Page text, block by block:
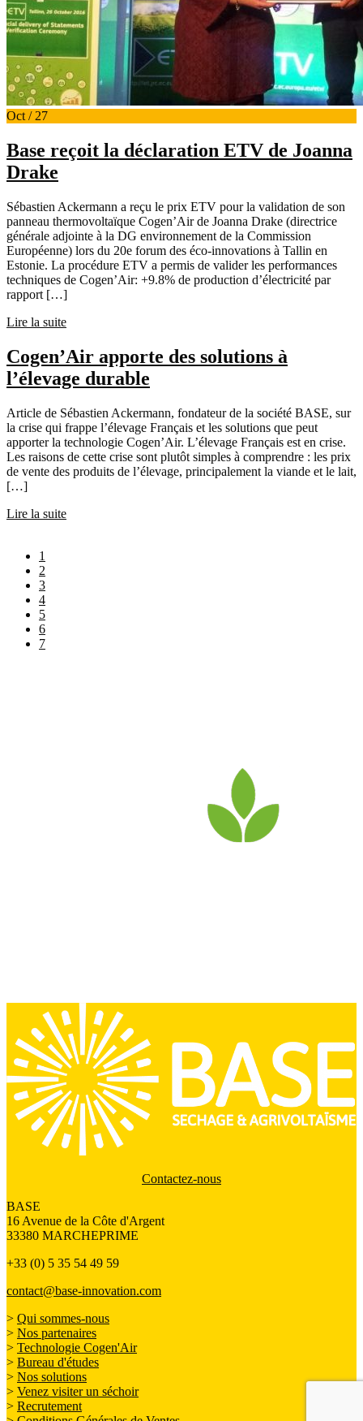
Oct / 27
Base reçoit la déclaration ETV de Joanna
Drake
Sébastien Ackermann a reçu le prix ETV pour la validation de son
panneau thermovoltaïque Cogen’Air de Joanna Drake (directrice
générale adjointe à la DG environnement de la Commission
Européenne) lors du 20e forum des éco-innovations à Tallin en
Estonie. La procédure ETV a permis de valider les performances
techniques de Cogen’Air: +9.8% de production d’électricité par
rapport […]
Lire la suite
Cogen’Air apporte des solutions à
l’élevage durable
Article de Sébastien Ackermann, fondateur de la société BASE, sur
la crise qui frappe l’élevage Français et les solutions que peut
apporter la technologie Cogen’Air. L’élevage Français est en crise.
Les raisons de cette crise sont plutôt simples à comprendre : les prix
de vente des produits de l’élevage, principalement la viande et le lait,
[…]
Lire la suite
1
2
3
4
5
6
7
Contactez-nous
BASE
16 Avenue de la Côte d'Argent
33380 MARCHEPRIME
+33 (0) 5 35 54 49 59
contact@base-innovation.com
> Qui sommes-nous
> Nos partenaires
> Technologie Cogen'Air
> Bureau d'études
> Nos solutions
> Venez visiter un séchoir
> Recrutement